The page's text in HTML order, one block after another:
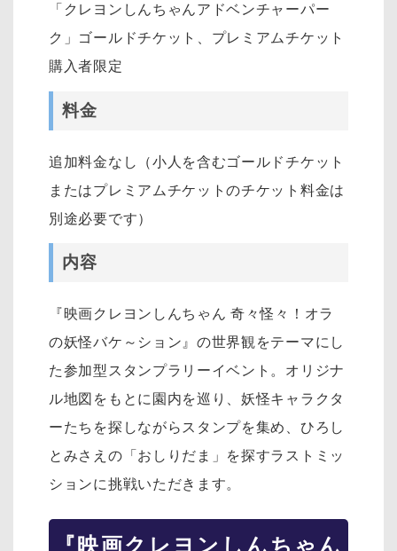
「クレヨンしんちゃんアドベンチャーパー
ク」ゴールドチケット、プレミアムチケット
購入者限定
料金
追加料金なし（小人を含むゴールドチケット
またはプレミアムチケットのチケット料金は
別途必要です）
内容
『映画クレヨンしんちゃん 奇々怪々！オラ
の妖怪バケ～ション』の世界観をテーマにし
た参加型スタンプラリーイベント。オリジナ
ル地図をもとに園内を巡り、妖怪キャラクタ
ーたちを探しながらスタンプを集め、ひろし
とみさえの「おしりだま」を探すラストミッ
ションに挑戦いただきます。
『映画クレヨンしんちゃん